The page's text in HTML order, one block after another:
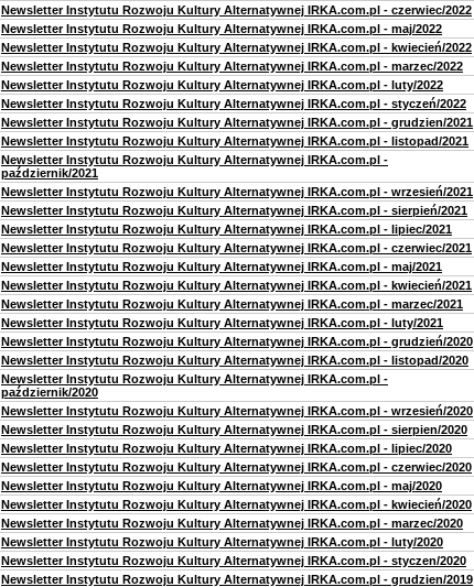
Newsletter Instytutu Rozwoju Kultury Alternatywnej IRKA.com.pl - czerwiec/2022
Newsletter Instytutu Rozwoju Kultury Alternatywnej IRKA.com.pl - maj/2022
Newsletter Instytutu Rozwoju Kultury Alternatywnej IRKA.com.pl - kwiecień/2022
Newsletter Instytutu Rozwoju Kultury Alternatywnej IRKA.com.pl - marzec/2022
Newsletter Instytutu Rozwoju Kultury Alternatywnej IRKA.com.pl - luty/2022
Newsletter Instytutu Rozwoju Kultury Alternatywnej IRKA.com.pl - styczeń/2022
Newsletter Instytutu Rozwoju Kultury Alternatywnej IRKA.com.pl - grudzien/2021
Newsletter Instytutu Rozwoju Kultury Alternatywnej IRKA.com.pl - listopad/2021
Newsletter Instytutu Rozwoju Kultury Alternatywnej IRKA.com.pl -
październik/2021
Newsletter Instytutu Rozwoju Kultury Alternatywnej IRKA.com.pl - wrzesień/2021
Newsletter Instytutu Rozwoju Kultury Alternatywnej IRKA.com.pl - sierpień/2021
Newsletter Instytutu Rozwoju Kultury Alternatywnej IRKA.com.pl - lipiec/2021
Newsletter Instytutu Rozwoju Kultury Alternatywnej IRKA.com.pl - czerwiec/2021
Newsletter Instytutu Rozwoju Kultury Alternatywnej IRKA.com.pl - maj/2021
Newsletter Instytutu Rozwoju Kultury Alternatywnej IRKA.com.pl - kwiecień/2021
Newsletter Instytutu Rozwoju Kultury Alternatywnej IRKA.com.pl - marzec/2021
Newsletter Instytutu Rozwoju Kultury Alternatywnej IRKA.com.pl - luty/2021
Newsletter Instytutu Rozwoju Kultury Alternatywnej IRKA.com.pl - grudzień/2020
Newsletter Instytutu Rozwoju Kultury Alternatywnej IRKA.com.pl - listopad/2020
Newsletter Instytutu Rozwoju Kultury Alternatywnej IRKA.com.pl -
październik/2020
Newsletter Instytutu Rozwoju Kultury Alternatywnej IRKA.com.pl - wrzesień/2020
Newsletter Instytutu Rozwoju Kultury Alternatywnej IRKA.com.pl - sierpien/2020
Newsletter Instytutu Rozwoju Kultury Alternatywnej IRKA.com.pl - lipiec/2020
Newsletter Instytutu Rozwoju Kultury Alternatywnej IRKA.com.pl - czerwiec/2020
Newsletter Instytutu Rozwoju Kultury Alternatywnej IRKA.com.pl - maj/2020
Newsletter Instytutu Rozwoju Kultury Alternatywnej IRKA.com.pl - kwiecień/2020
Newsletter Instytutu Rozwoju Kultury Alternatywnej IRKA.com.pl - marzec/2020
Newsletter Instytutu Rozwoju Kultury Alternatywnej IRKA.com.pl - luty/2020
Newsletter Instytutu Rozwoju Kultury Alternatywnej IRKA.com.pl - styczen/2020
Newsletter Instytutu Rozwoju Kultury Alternatywnej IRKA.com.pl - grudzien/2019